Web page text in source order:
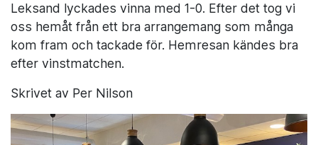
Leksand lyckades vinna med 1-0. Efter det tog vi
oss hemåt från ett bra arrangemang som många
kom fram och tackade för. Hemresan kändes bra
efter vinstmatchen.
Skrivet av Per Nilson